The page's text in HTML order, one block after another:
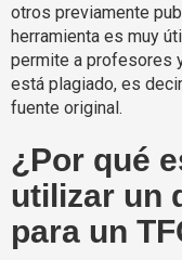
otros previamente
herramienta es muy
permite a profesores
está plagiado, es
fuente original.
¿Por qué
utilizar un
para un